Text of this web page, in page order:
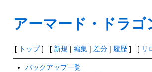
アーマード・ドラゴ
[ トップ] [ 新規| 編集| 差分| 履歴] [ リ
バックアップ一覧